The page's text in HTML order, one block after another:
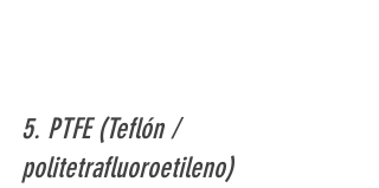
5. PTFE (Teflón /
politetrafluoroetileno)